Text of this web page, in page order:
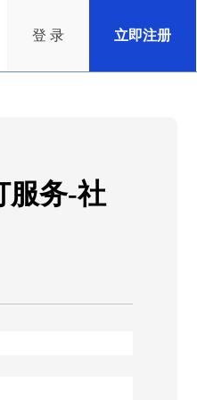
登 录 立即注册
务-社